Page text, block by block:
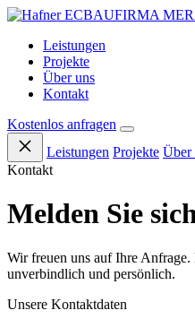
BAUFIRMA
Leistungen
Projekte
Über uns
Kontakt
Kostenlos anfragen
Leistungen Projekte Über
Kontakt
Melden Sie
Wir freuen uns auf Ihre Anfrage.
unverbindlich und persönlich.
Unsere Kontaktdaten